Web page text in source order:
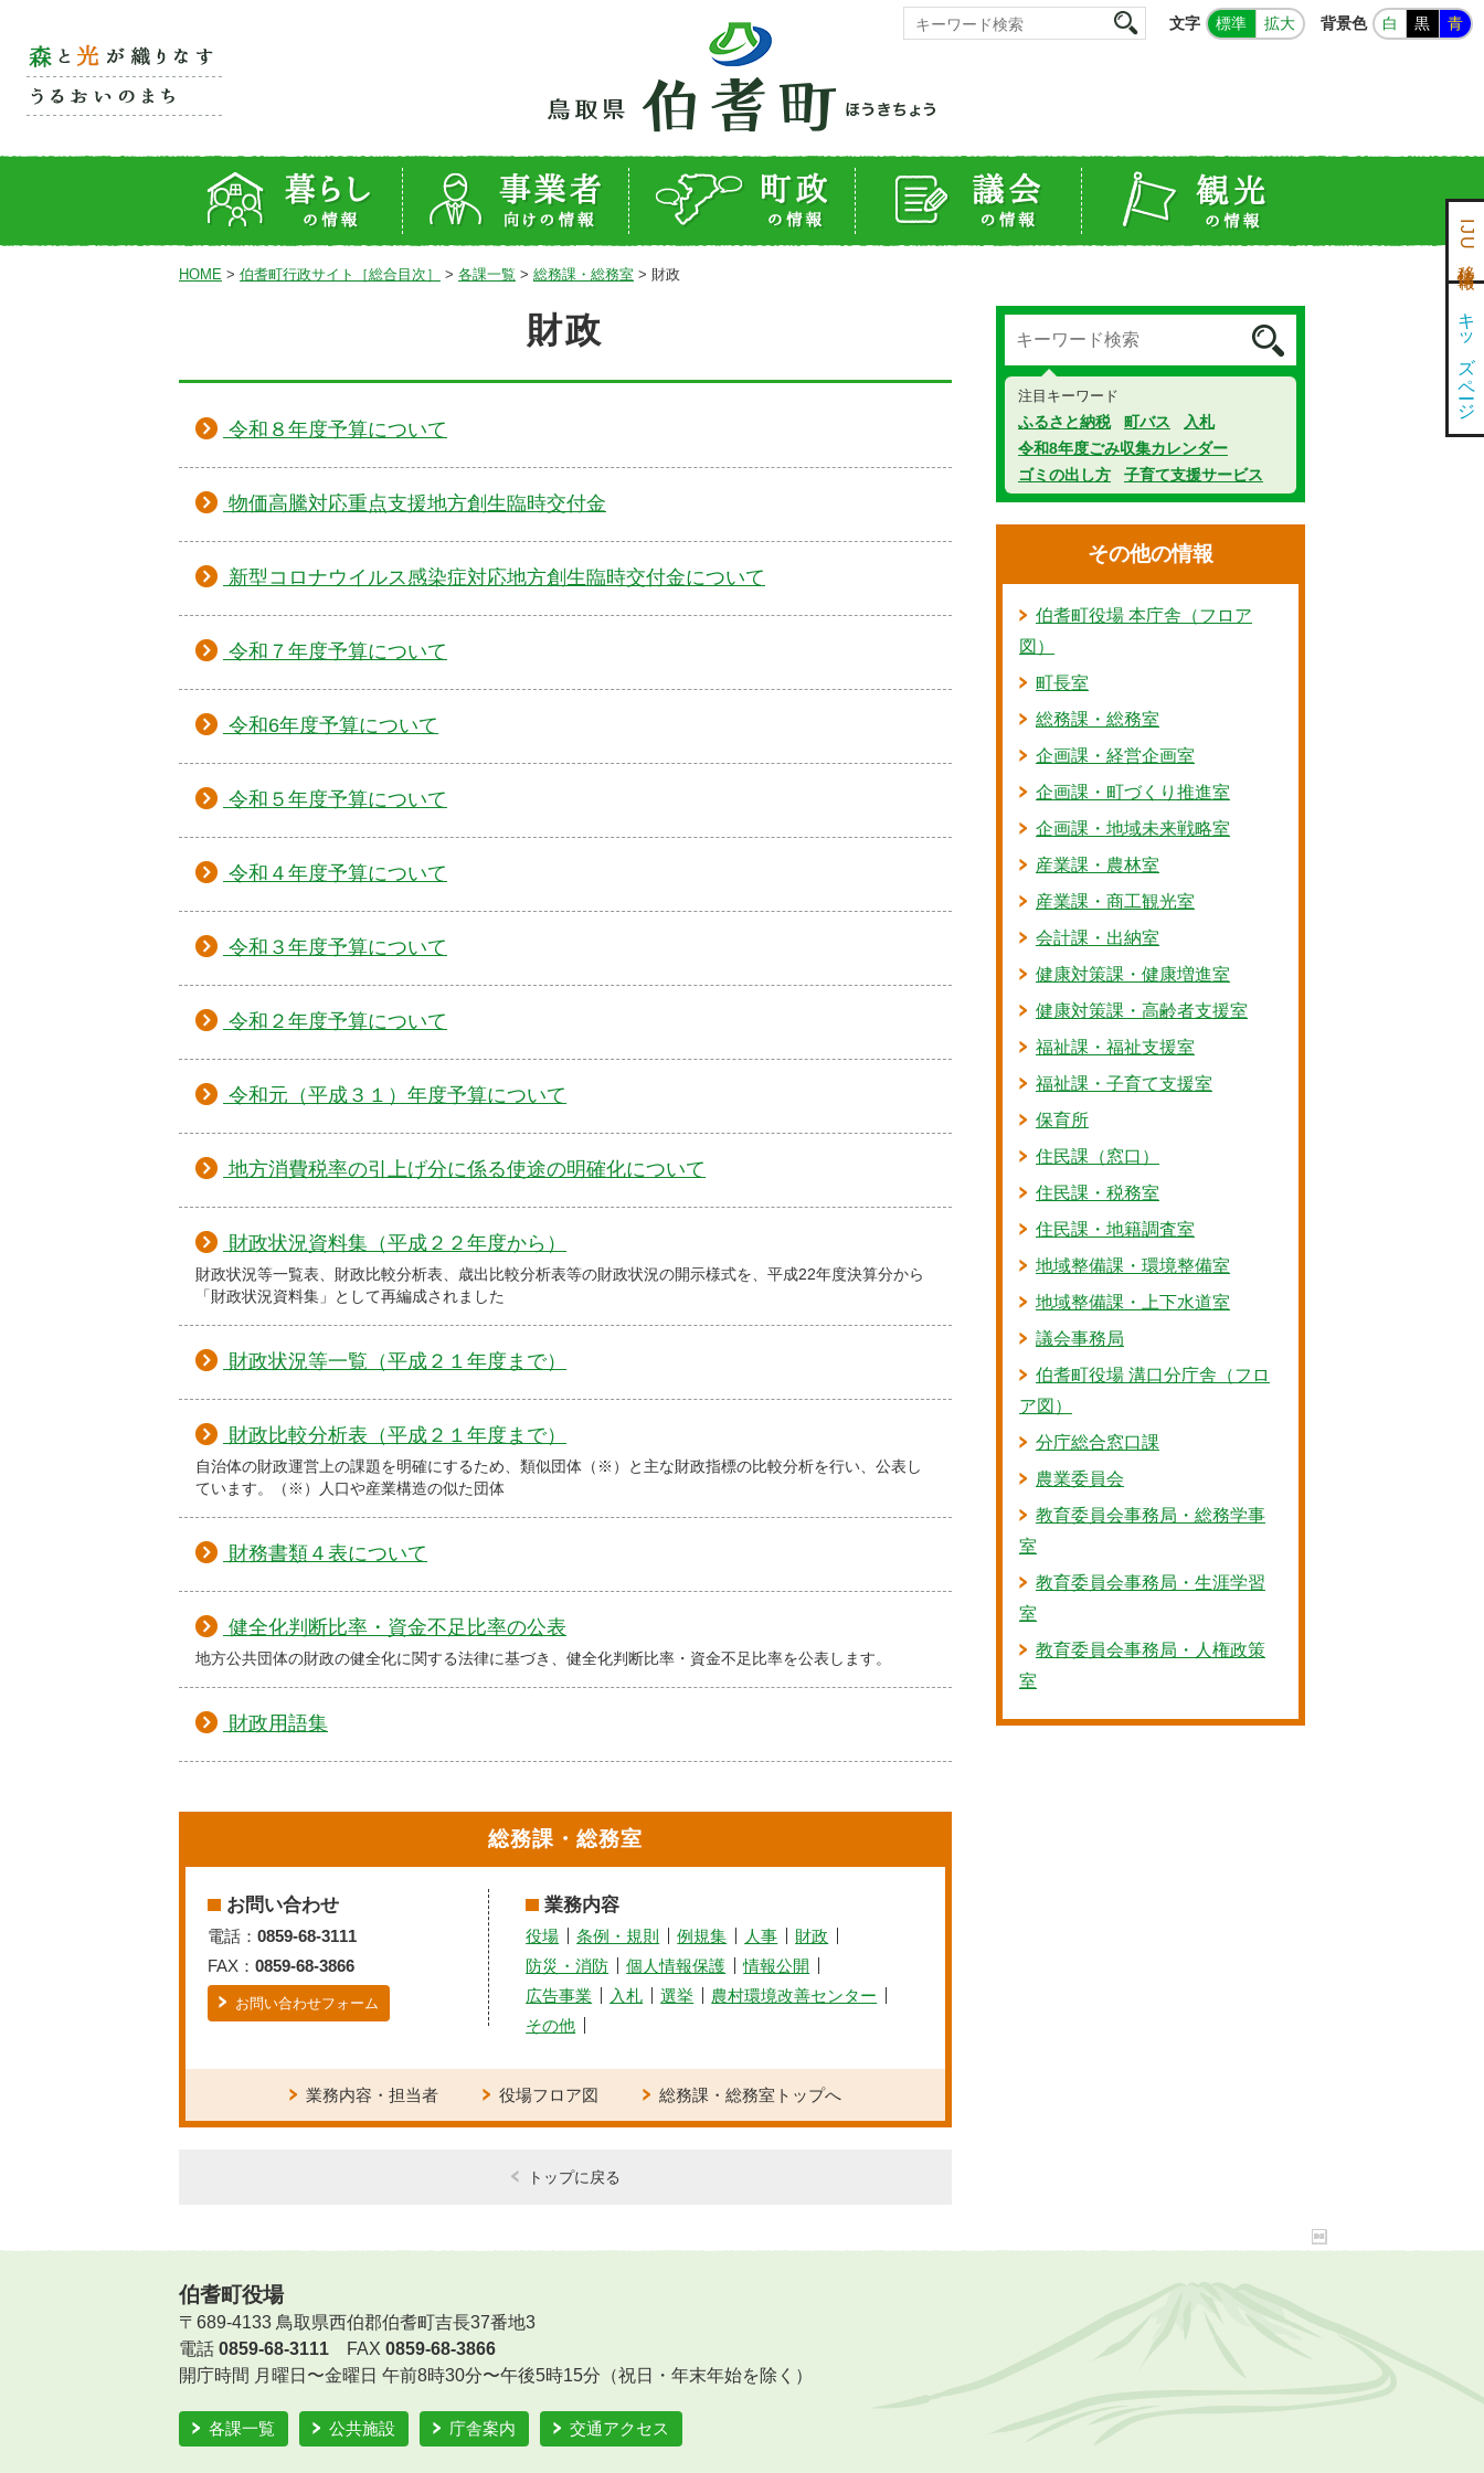
文字 標準 拡大 背景色 白 黒 青
HOME > 伯耆町行政サイト［総合目次］ > 各課一覧 > 総務課・総務室 > 財政
財政
令和８年度予算について
物価高騰対応重点支援地方創生臨時交付金
新型コロナウイルス感染症対応地方創生臨時交付金について
令和７年度予算について
令和6年度予算について
令和５年度予算について
令和４年度予算について
令和３年度予算について
令和２年度予算について
令和元（平成３１）年度予算について
地方消費税率の引上げ分に係る使途の明確化について
財政状況資料集（平成２２年度から）
財政状況等一覧表、財政比較分析表、歳出比較分析表等の財政状況の開示様式を、平成22年度決算分から
「財政状況資料集」として再編成されました
財政状況等一覧（平成２１年度まで）
財政比較分析表（平成２１年度まで）
自治体の財政運営上の課題を明確にするため、類似団体（※）と主な財政指標の比較分析を行い、公表し
ています。（※）人口や産業構造の似た団体
財務書類４表について
健全化判断比率・資金不足比率の公表
地方公共団体の財政の健全化に関する法律に基づき、健全化判断比率・資金不足比率を公表します。
財政用語集
総務課・総務室
お問い合わせ
電話： 0859-68-3111
FAX： 0859-68-3866
お問い合わせフォーム
業務内容
役場 条例・規則 例規集 人事
財政
防災・消防
個人情報保護
情報公開
広告事業
入札 選挙
農村環境改善センター
その他
業務内容・担当者 役場フロア図 総務課・総務室トップへ
トップに戻る
注目キーワード
ふるさと納税 町バス
入札
令和8年度ごみ収集カレンダー
ゴミの出し方
子育て支援サービス
その他の情報
伯耆町役場 本庁舎（フロア
図）
町長室
総務課・総務室
企画課・経営企画室
企画課・町づくり推進室
企画課・地域未来戦略室
産業課・農林室
産業課・商工観光室
会計課・出納室
健康対策課・健康増進室
健康対策課・高齢者支援室
福祉課・福祉支援室
福祉課・子育て支援室
保育所
住民課（窓口）
住民課・税務室
住民課・地籍調査室
地域整備課・環境整備室
地域整備課・上下水道室
議会事務局
伯耆町役場 溝口分庁舎（フロ
ア図）
分庁総合窓口課
農業委員会
教育委員会事務局・総務学事
室
教育委員会事務局・生涯学習
室
教育委員会事務局・人権政策
室
伯耆町役場
〒689-4133 鳥取県西伯郡伯耆町吉長37番地3
電話 0859-68-3111 FAX 0859-68-3866
開庁時間 月曜日〜金曜日 午前8時30分〜午後5時15分（祝日・年末年始を除く）
各課一覧 公共施設 庁舎案内 交通アクセス
IJU移住情報
キッズページ